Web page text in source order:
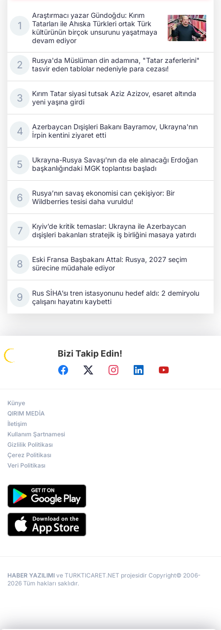
Araştırmacı yazar Gündoğdu: Kırım
Tatarları ile Ahıska Türkleri ortak Türk
kültürünün birçok unsurunu yaşatmaya
devam ediyor
Rusya'da Müslüman din adamına, "Tatar zaferlerini"
tasvir eden tablolar nedeniyle para cezası!
Kırım Tatar siyasi tutsak Aziz Azizov, esaret altında
yeni yaşına girdi
Azerbaycan Dışişleri Bakanı Bayramov, Ukrayna'nın
İrpin kentini ziyaret etti
Ukrayna-Rusya Savaşı'nın da ele alınacağı Erdoğan
başkanlığındaki MGK toplantısı başladı
Rusya’nın savaş ekonomisi can çekişiyor: Bir
Wildberries tesisi daha vuruldu!
Kıyiv’de kritik temaslar: Ukrayna ile Azerbaycan
dışişleri bakanları stratejik iş birliğini masaya yatırdı
Eski Fransa Başbakanı Attal: Rusya, 2027 seçim
sürecine müdahale ediyor
Rus SİHA’sı tren istasyonunu hedef aldı: 2 demiryolu
çalışanı hayatını kaybetti
Bizi Takip Edin!
Künye
QIRIM MEDİA
İletişim
Kullanım Şartnamesi
Gizlilik Politikası
Çerez Politikası
Veri Politikası
HABER YAZILIMI ve TURKTICARET.NET projesidir Copyright© 2006-
2026 Tüm hakları saklıdır.